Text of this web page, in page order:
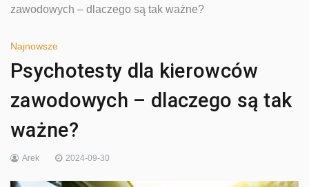
zawodowych – dlaczego są tak ważne?
Najnowsze
Psychotesty dla kierowców
zawodowych – dlaczego są tak
ważne?
Arek 2024-09-30